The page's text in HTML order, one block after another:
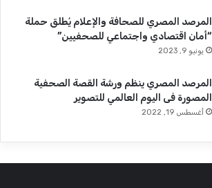
المرصد المصري للصحافة والإعلام يُطلق حملة
“أمان اقتصادي واجتماعي للصحفيين”
يونيو 9, 2023
المرصد المصري ينظم ورشة القصة الصحفية
المصورة فى اليوم العالمي للتصوير
أغسطس 19, 2022